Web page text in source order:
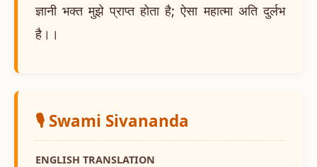
ज्ञानी भक्त मुझे प्राप्त होता है; ऐसा महात्मा अति दुर्लभ
है।।
🎙️ Swami Sivananda
ENGLISH TRANSLATION